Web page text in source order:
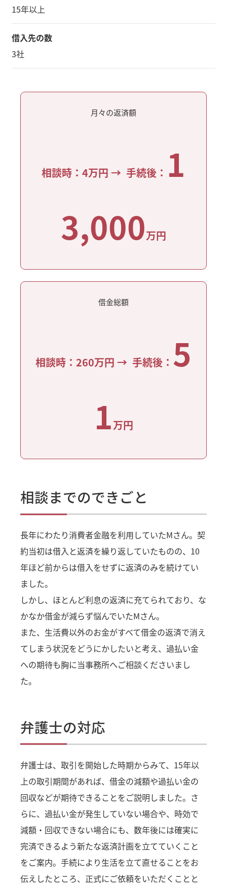
15年以上
借入先の数
3社
月々の返済額
相談時：4万円 → 手続後： 1
3,000万円
借金総額
相談時：260万円 → 手続後： 5
1万円
相談までのできごと
長年にわたり消費者金融を利用していたMさん。契
約当初は借入と返済を繰り返していたものの、10
年ほど前からは借入をせずに返済のみを続けてい
ました。
しかし、ほとんど利息の返済に充てられており、な
かなか借金が減らず悩んでいたMさん。
また、生活費以外のお金がすべて借金の返済で消え
てしまう状況をどうにかしたいと考え、過払い金
への期待も胸に当事務所へご相談くださいまし
た。
弁護士の対応
弁護士は、取引を開始した時期からみて、15年以
上の取引期間があれば、借金の減額や過払い金の
回収などが期待できることをご説明しました。さ
らに、過払い金が発生していない場合や、時効で
減額・回収できない場合にも、数年後には確実に
完済できるよう新たな返済計画を立てていくこと
をご案内。手続により生活を立て直せることをお
伝えしたところ、正式にご依頼をいただくことと